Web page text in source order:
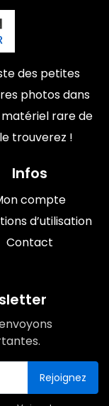
des petites
photos dans
rare de
trouverez !
Infos
compte
d’utilisation
Contact
Rejoignez